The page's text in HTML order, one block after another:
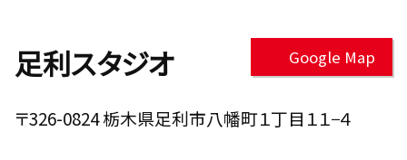
足利スタジオ Google Map
〒326-0824 栃木県足利市八幡町１丁目１１−４